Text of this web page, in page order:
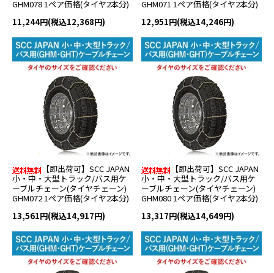
GHM078 1ペア価格(タイヤ2本分)
11,244円(税込12,368円)
GHM071 1ペア価格(タイヤ2本分)
12,951円(税込14,246円)
【即出荷可】SCC JAPAN
小・中・大型トラック/バス用ケ
ーブルチェーン(タイヤチェーン)
GHM072 1ペア価格(タイヤ2本分)
13,561円(税込14,917円)
【即出荷可】SCC JAPAN
小・中・大型トラック/バス用ケ
ーブルチェーン(タイヤチェーン)
GHM080 1ペア価格(タイヤ2本分)
13,317円(税込14,649円)